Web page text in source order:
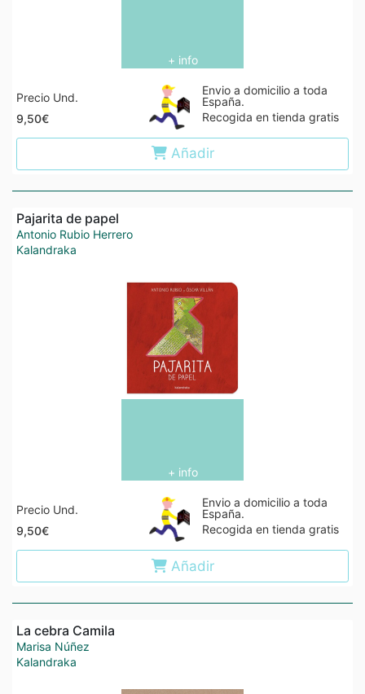
+ info
Precio Und.
9,50€
Envio a domicilio a toda
España.
Recogida en tienda gratis
Añadir
Pajarita de papel
Antonio Rubio Herrero
Kalandraka
+ info
Precio Und.
9,50€
Envio a domicilio a toda
España.
Recogida en tienda gratis
Añadir
La cebra Camila
Marisa Núñez
Kalandraka